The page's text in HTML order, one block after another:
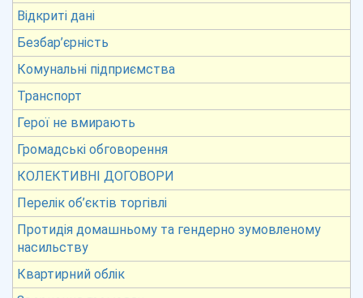
Відкриті дані
Безбар’єрність
Комунальні підприємства
Транспорт
Герої не вмирають
Громадські обговорення
КОЛЕКТИВНІ ДОГОВОРИ
Перелік об’єктів торгівлі
Протидія домашньому та гендерно зумовленому
насильству
Квартирний облік